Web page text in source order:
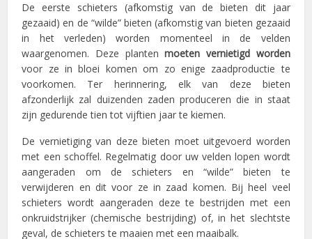
De eerste schieters (afkomstig van de bieten dit jaar
gezaaid) en de “wilde” bieten (afkomstig van bieten gezaaid
in het verleden) worden momenteel in de velden
waargenomen. Deze plantenmoeten vernietigd worden
voor ze in bloei komen om zo enige zaadproductie te
voorkomen. Ter herinnering, elk van deze bieten
afzonderlijk zal duizenden zaden produceren die in staat
zijn gedurende tien tot vijftien jaar te kiemen.
De vernietiging van deze bieten moet uitgevoerd worden
met een schoffel. Regelmatig door uw velden lopen wordt
aangeraden om de schieters en “wilde” bieten te
verwijderen en dit voor ze in zaad komen. Bij heel veel
schieters wordt aangeraden deze te bestrijden met een
onkruidstrijker (chemische bestrijding) of, in het slechtste
geval, de schieters te maaien met een maaibalk.